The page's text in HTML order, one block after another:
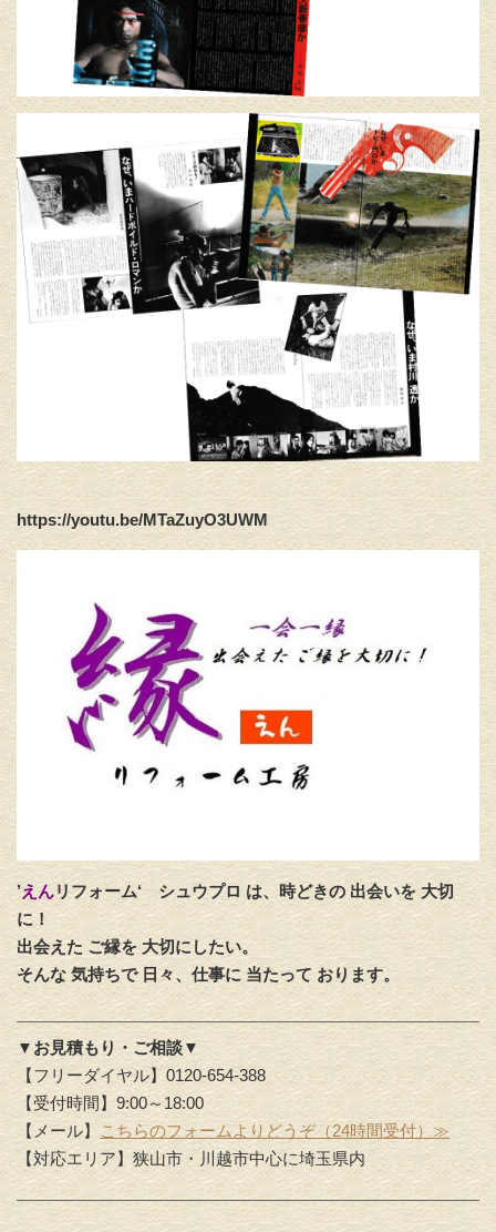
https://youtu.be/MTaZuyO3UWM
’えんリフォーム‘ シュウプロ は、時どきの 出会いを 大切
に！
出会えた ご縁を 大切にしたい。
そんな 気持ちで 日々、仕事に 当たって おります。
▼お見積もり・ご相談▼
【フリーダイヤル】0120-654-388
【受付時間】9:00～18:00
【メール】 こちらのフォームよりどうぞ（24時間受付）≫
【対応エリア】狭山市・川越市中心に埼玉県内